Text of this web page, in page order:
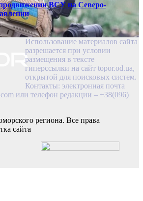
ВСУ на Северо-
Использование материалов сайта
разрешается при условии
размещения в тексте
гиперссылки на сайт topor.od.ua,
открытой для поисковых систем.
Контакты: электронная почта
или телефон редакции – +38(096)
региона. Все права
сайта